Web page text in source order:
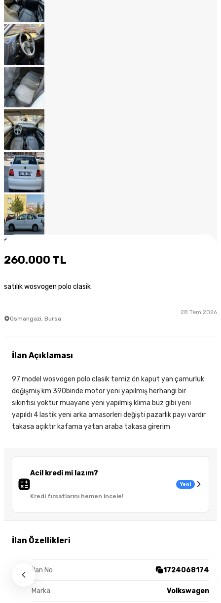
1
260.000 TL
satılık wosvogen polo clasik
Osmangazi, Bursa
28 Tem 2026
Acil kredi mi lazım?
Kredi fırsatlarını hemen incele!
Yeni
İlan Özellikleri
İlan No 1724068174
Marka Volkswagen
İlan Açıklaması
97 model wosvogen polo clasik temiz ön kaput yan çamurluk
değişmiş km 390binde motor yeni yapılmış herhangi bir
sıkıntısı yoktur muayane yeni yapılmış klima buz gibi yeni
yapıldı 4 lastik yeni arka amasorleri değişti pazarlık payı vardır
takasa açıktır kafama yatan araba takasa girerim